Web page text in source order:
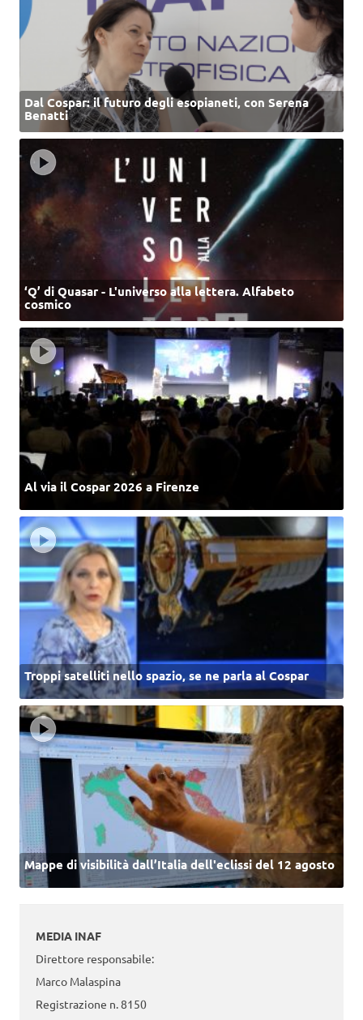
Dal Cospar: il futuro degli esopianeti, con Serena
Benatti
‘Q’ di Quasar - L'universo alla lettera. Alfabeto
cosmico
Al via il Cospar 2026 a Firenze
Troppi satelliti nello spazio, se ne parla al Cospar
Mappe di visibilità dall’Italia dell'eclissi del 12 agosto
MEDIA INAF
Direttore responsabile:
Marco Malaspina
Registrazione n. 8150